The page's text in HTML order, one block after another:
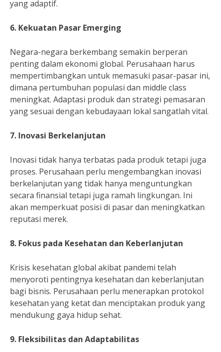
yang adaptif.
6. Kekuatan Pasar Emerging
Negara-negara berkembang semakin berperan
penting dalam ekonomi global. Perusahaan harus
mempertimbangkan untuk memasuki pasar-pasar ini,
dimana pertumbuhan populasi dan middle class
meningkat. Adaptasi produk dan strategi pemasaran
yang sesuai dengan kebudayaan lokal sangatlah vital.
7. Inovasi Berkelanjutan
Inovasi tidak hanya terbatas pada produk tetapi juga
proses. Perusahaan perlu mengembangkan inovasi
berkelanjutan yang tidak hanya menguntungkan
secara finansial tetapi juga ramah lingkungan. Ini
akan memperkuat posisi di pasar dan meningkatkan
reputasi merek.
8. Fokus pada Kesehatan dan Keberlanjutan
Krisis kesehatan global akibat pandemi telah
menyoroti pentingnya kesehatan dan keberlanjutan
bagi bisnis. Perusahaan perlu menerapkan protokol
kesehatan yang ketat dan menciptakan produk yang
mendukung gaya hidup sehat.
9. Fleksibilitas dan Adaptabilitas